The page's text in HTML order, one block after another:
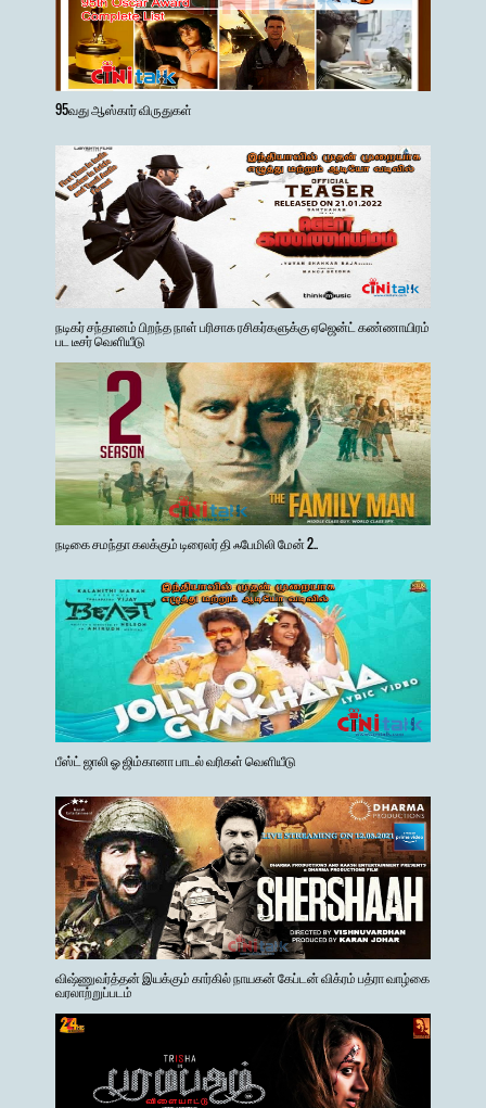
95வது ஆஸ்கார் விருதுகள்
நடிகர் சந்தானம் பிறந்த நாள் பரிசாக ரசிகர்களுக்கு ஏஜென்ட் கண்ணாயிரம்
பட டீசர் வெளியீடு
நடிகை சமந்தா கலக்கும் டிரைலர் தி ஃபேமிலி மேன் 2..
பீஸ்ட் ஜாலி ஓ ஜிம்கானா பாடல் வரிகள் வெளியீடு
விஷ்ணுவர்த்தன் இயக்கும் கார்கில் நாயகன் கேப்டன் விக்ரம் பத்ரா வாழ்கை
வரலாற்றுப்படம்